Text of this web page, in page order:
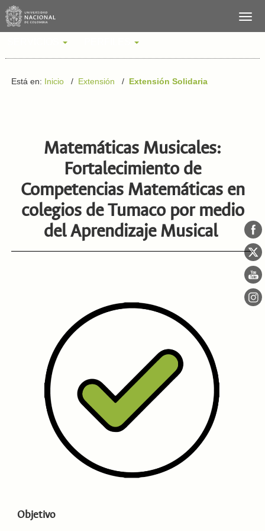
Está en: Inicio/ Extensión / Extensión Solidaria
Matemáticas Musicales:
Fortalecimiento de
Competencias Matemáticas en
colegios de Tumaco por medio
del Aprendizaje Musical
Objetivo